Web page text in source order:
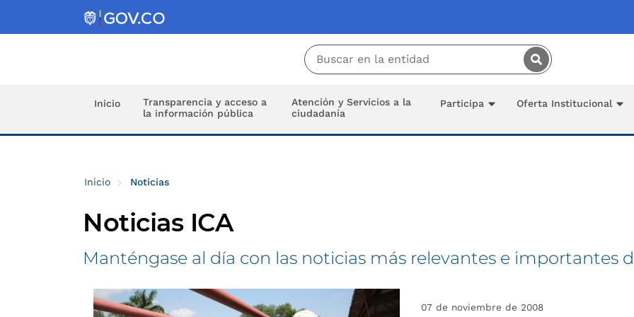
Inicio
Transparencia y acceso a
la información pública
Atención y Servicios a la
ciudadanía
Participa Oferta Institucional
Inicio Noticias
Noticias ICA
Manténgase al día con las noticias más relevantes e importantes
07 de noviembre de 2008